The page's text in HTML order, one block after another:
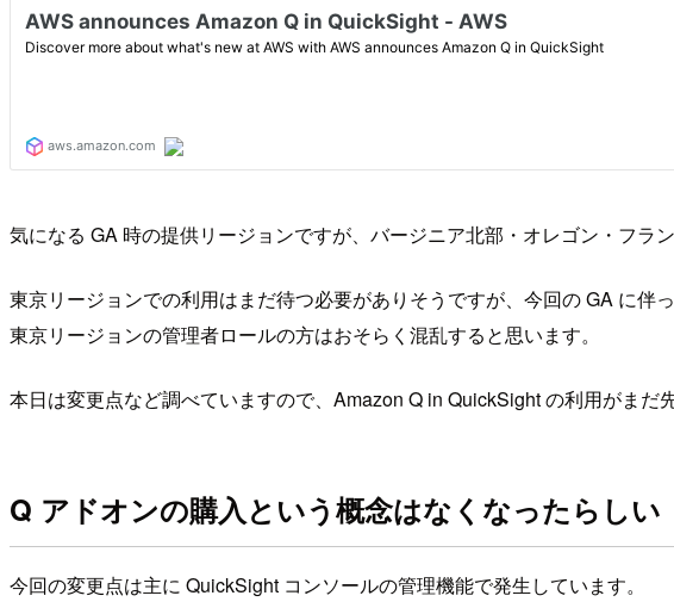
気になる GA 時の提供リージョンですが、バージニア北部・オレゴン・フラ
東京リージョンでの利用はまだ待つ必要がありそうですが、今回の GA に伴
東京リージョンの管理者ロールの方はおそらく混乱すると思います。
本日は変更点など調べていますので、Amazon Q in QuickSight の利用がまだ
Q アドオンの購入という概念はなくなったらしい
今回の変更点は主に QuickSight コンソールの管理機能で発生しています。